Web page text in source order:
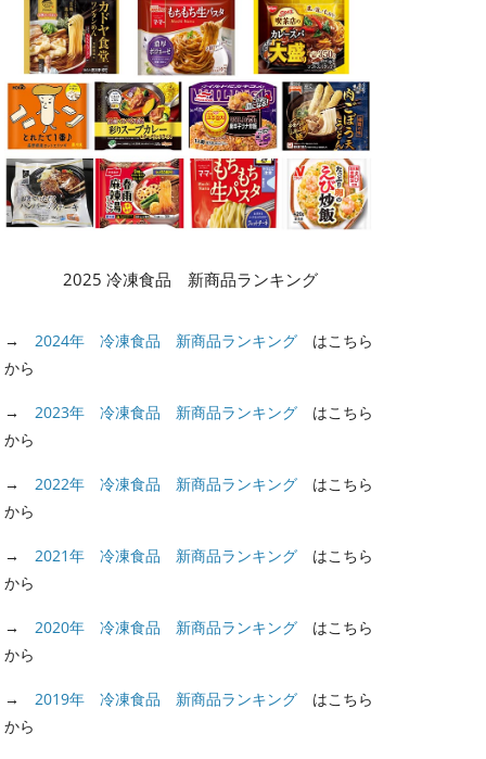
2025 冷凍食品 新商品ランキング
→ 2024年 冷凍食品 新商品ランキング はこちら
から
→ 2023年 冷凍食品 新商品ランキング はこちら
から
→ 2022年 冷凍食品 新商品ランキング はこちら
から
→ 2021年 冷凍食品 新商品ランキング はこちら
から
→ 2020年 冷凍食品 新商品ランキング はこちら
から
→ 2019年 冷凍食品 新商品ランキング はこちら
から